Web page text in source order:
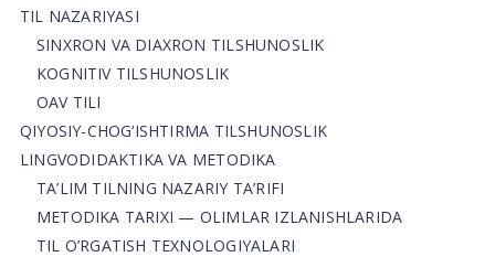
TIL NAZARIYASI
SINXRON VA DIAXRON TILSHUNOSLIK
KOGNITIV TILSHUNOSLIK
OAV TILI
QIYOSIY-CHOG‘ISHTIRMA TILSHUNOSLIK
LINGVODIDAKTIKA VA METODIKA
TA’LIM TILNING NAZARIY TA’RIFI
METODIKA TARIXI — OLIMLAR IZLANISHLARIDA
TIL O’RGATISH TEXNOLOGIYALARI